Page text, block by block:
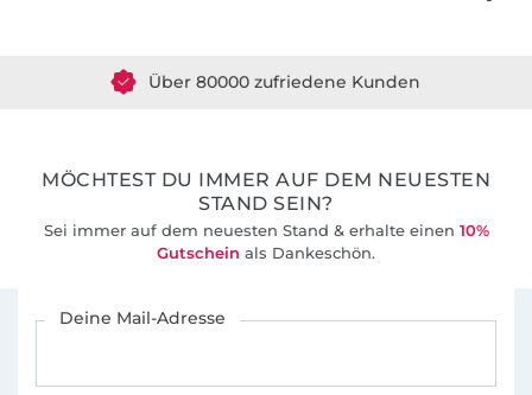
MÖCHTEST DU IMMER AUF DEM NEUESTEN
STAND SEIN?
Sei immer auf dem neuesten Stand & erhalte einen 10%
Gutschein als Dankeschön.
Deine Mail-Adresse